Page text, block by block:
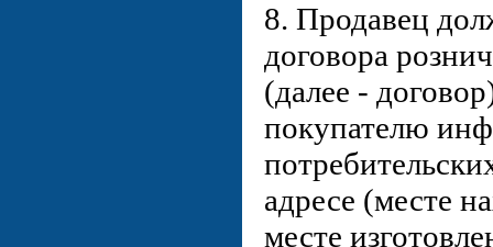
8. Продавец
договора
(далее -
покупателю
адресе (месте
месте